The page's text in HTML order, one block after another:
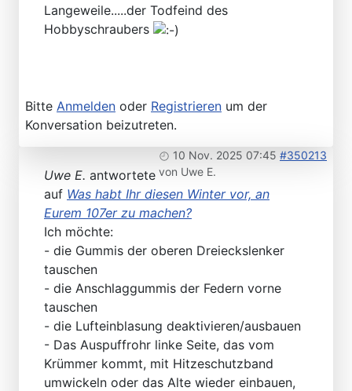
Langeweile.....der Todfeind des
Hobbyschraubers
Bitte Anmelden oder Registrieren um der
Konversation beizutreten.
10 Nov. 2025 07:45 #350213
von Uwe E.
Uwe E. antwortete
auf Was habt Ihr diesen Winter vor, an
Eurem 107er zu machen?
Ich möchte:
- die Gummis der oberen Dreieckslenker
tauschen
- die Anschlaggummis der Federn vorne
tauschen
- die Lufteinblasung deaktivieren/ausbauen
- Das Auspuffrohr linke Seite, das vom
Krümmer kommt, mit Hitzeschutzband
umwickeln oder das Alte wieder einbauen,